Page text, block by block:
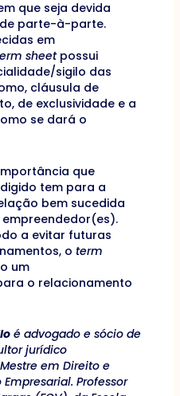
que seja devida
parte-à-parte.
em
sheetpossui
sigilo das
cláusula de
de exclusividade e a
se dará o
que
tem para a
bem sucedida
a evitar futuras
o term
um
o relacionamento
é advogado e sócio de
jurídico
em Direito e
Professor